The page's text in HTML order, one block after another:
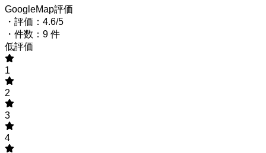
GoogleMap評価
・評価：4.6/5
・件数：9 件
低評価
1
2
3
4